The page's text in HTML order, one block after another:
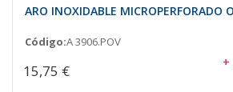
ARO INOXIDABLE MICROPERFORADO
Código:A 3906.POV
15,75 € +